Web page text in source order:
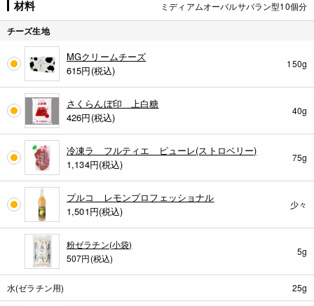
材料 ミディアムオーバルサバラン型10個分
チーズ生地
MGクリームチーズ
615円(税込)
150g
さくらんぼ印 上白糖
426円(税込)
40g
冷凍ラ フルティエ ピューレ(ストロベリー)
1,134円(税込)
75g
プルコ レモンプロフェッショナル
1,501円(税込)
少々
粉ゼラチン(小袋)
507円(税込)
5g
水(ゼラチン用) 25g